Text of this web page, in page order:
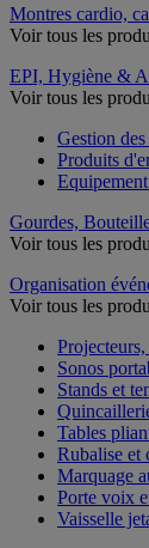
Montres cardio,
Voir tous les
EPI, Hygiène &
Voir tous les
Gestion des
Produits
Gourdes,
Voir tous les
Organisation
Voir tous les
Sonos
Stands et
Tables
Rubalise et
Marquage
Porte voix
Vaisselle